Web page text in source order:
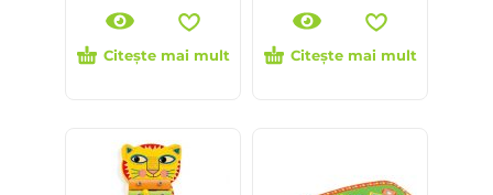
Citește mai mult Citește mai mult